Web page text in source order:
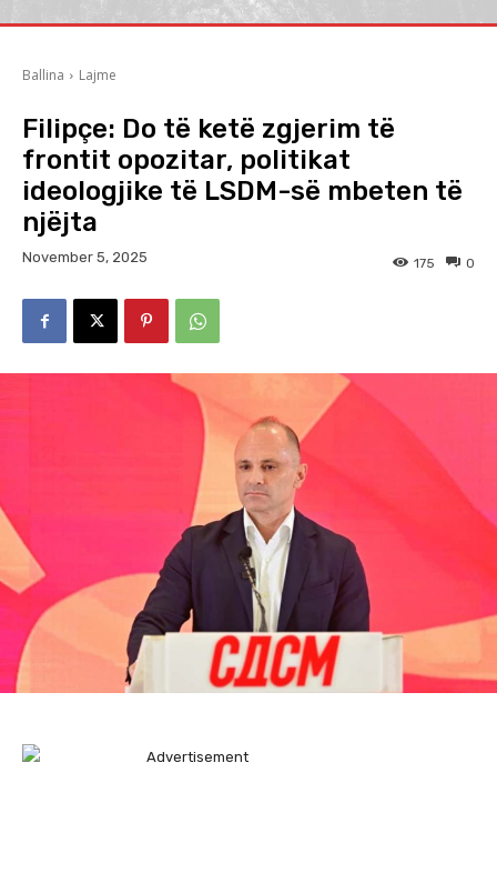
Ballina Lajme
Filipçe: Do të ketë zgjerim të
frontit opozitar, politikat
ideologjike të LSDM-së mbeten të
njëjta
November 5, 2025 0
175